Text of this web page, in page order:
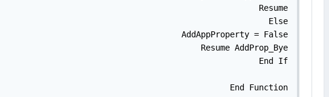
        Resume
    Else
        AddAppProperty = False
        Resume AddProp_Bye
    End If
End Function